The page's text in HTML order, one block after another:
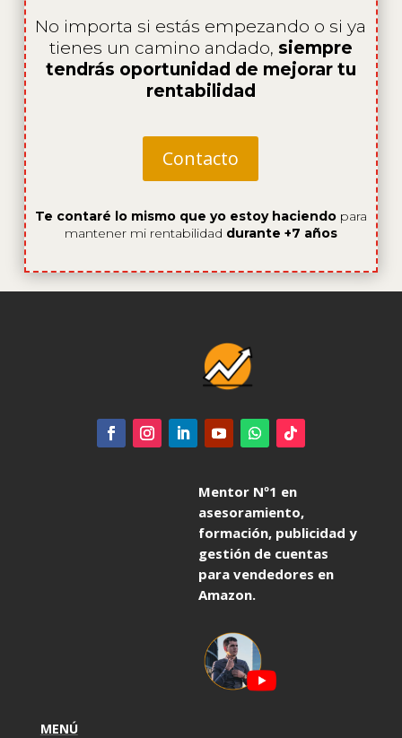
No importa si estás empezando o si ya
tienes un camino andado, siempre
tendrás oportunidad de mejorar tu
rentabilidad
Contacto
Te contaré lo mismo que yo estoy haciendopara
mantener mi rentabilidad durante +7 años
Mentor Nº1 en
asesoramiento,
formación, publicidad y
gestión de cuentas
para vendedores en
Amazon.
MENÚ